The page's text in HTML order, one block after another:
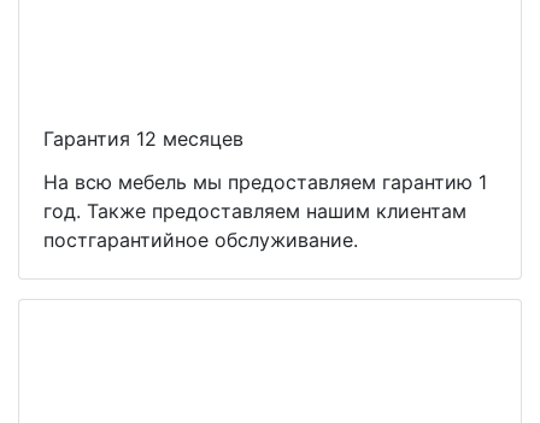
Гарантия 12 месяцев
На всю мебель мы предоставляем гарантию 1
год. Также предоставляем нашим клиентам
постгарантийное обслуживание.